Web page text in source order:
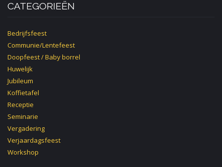
CATEGORIEËN
Bedrijfsfeest
Communie/Lentefeest
Doopfeest / Baby borrel
Huwelijk
Jubileum
Koffietafel
Receptie
Seminarie
Vergadering
Verjaardagsfeest
Workshop